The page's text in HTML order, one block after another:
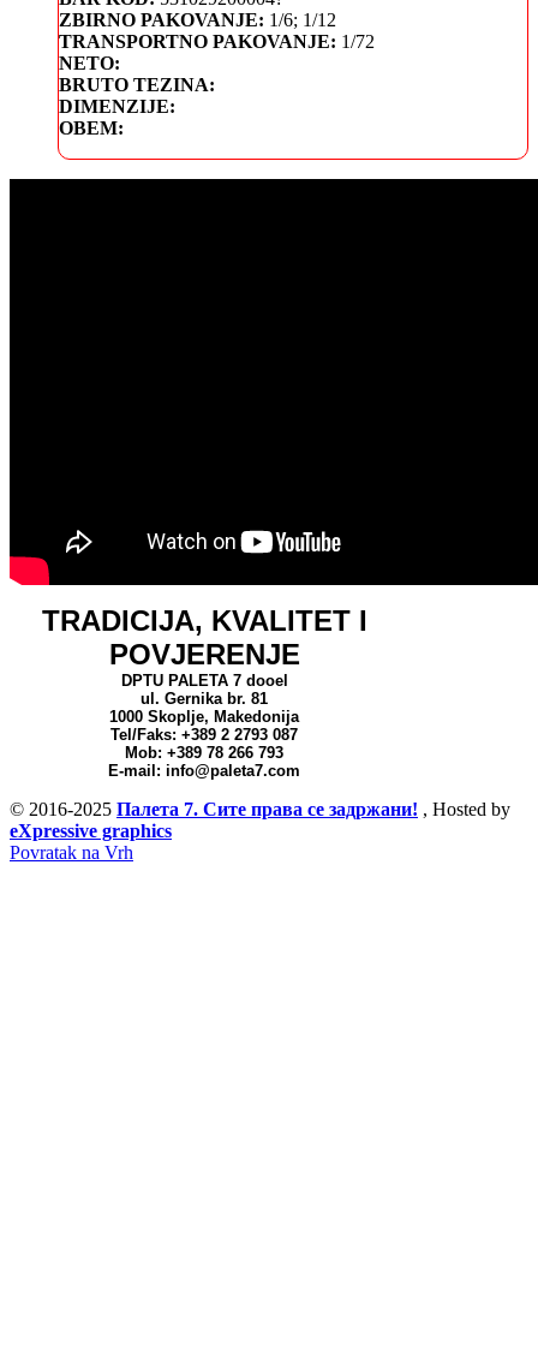
ZBIRNO PAKOVANJE: 1/6; 1/12
TRANSPORTNO PAKOVANJE: 1/72
NETO:
BRUTO TEZINA:
DIMENZIJE:
OBEM:
TRADICIJA, KVALITET I
POVJERENJE
DPTU PALETA 7 dooel
ul. Gernika br. 81
1000 Skoplje, Makedonija
Tel/Faks: +389 2 2793 087
Mob: +389 78 266 793
E-mail: info@paleta7.com
© 2016-2025 Палета 7. Сите права се задржани! , Hosted by
eXpressive graphics
Povratak na Vrh